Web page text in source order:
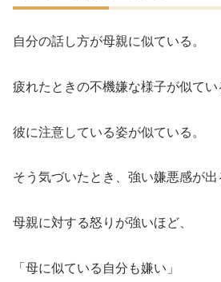
自分の話し方が母親に似ている。
疲れたときの不機嫌な様子が似てい
彼に注意している姿が似ている。
そう気づいたとき、強い嫌悪感が出
母親に対する怒りが強いほど、
「母に似ている自分も嫌い」